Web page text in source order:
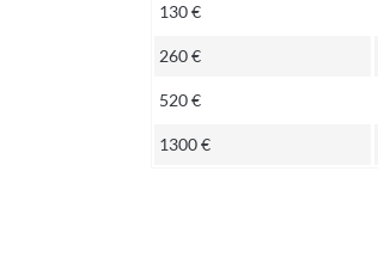
130 €
260 €
520 €
1300 €